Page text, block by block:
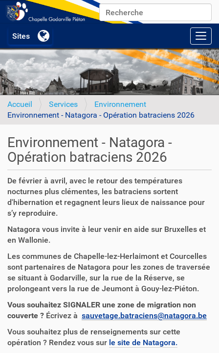
Chercher par
Recherche avancée…
Accueil Services
Environnement
Environnement - Natagora - Opération batraciens 2026
Environnement - Natagora -
Opération batraciens 2026
De février à avril, avec le retour des températures
nocturnes plus clémentes, les batraciens sortent
d'hibernation et regagnent leurs lieux de naissance pour
s’y reproduire.
Natagora vous invite à leur venir en aide sur Bruxelles et
en Wallonie.
Les communes de Chapelle-lez-Herlaimont et Courcelles
sont partenaires de Natagora pour les zones de traversée
se situant à Godarville, sur la rue de la Réserve, se
prolongeant vers la rue de Jeumont à Gouy-lez-Piéton.
Vous souhaitez SIGNALER une zone de migration non
couverte ? Écrivez à sauvetage.batraciens@natagora.be
Vous souhaitez plus de renseignements sur cette
opération ? Rendez vous sur le site de Natagora.